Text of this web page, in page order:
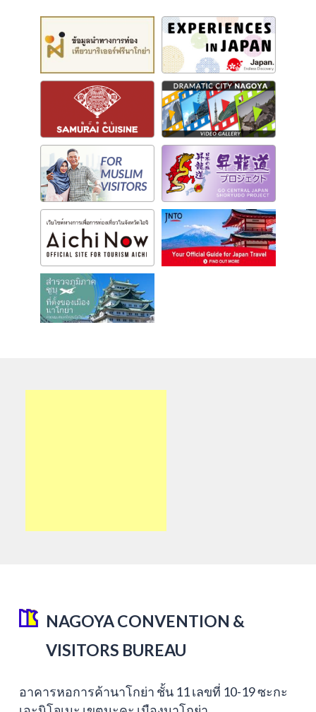
NAGOYA CONVENTION &
VISITORS BUREAU
อาคารหอการค้านาโกย่า ชั้น 11 เลขที่ 10-19 ซะกะ